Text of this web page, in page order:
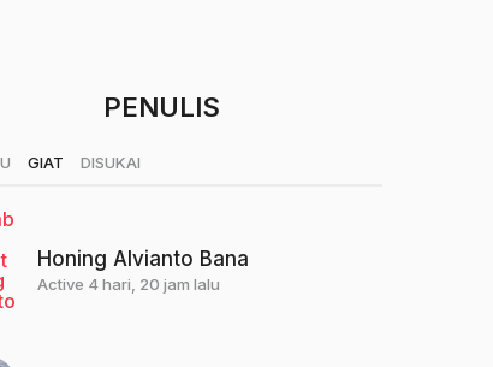
PENULIS
GIAT DISUKAI
Honing Alvianto Bana
Active 4 hari, 20 jam lalu